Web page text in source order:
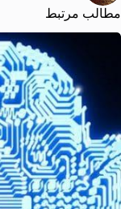
مطالب مرتبط